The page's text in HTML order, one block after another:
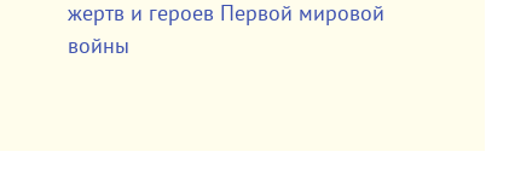
жертв и героев Первой мировой
войны